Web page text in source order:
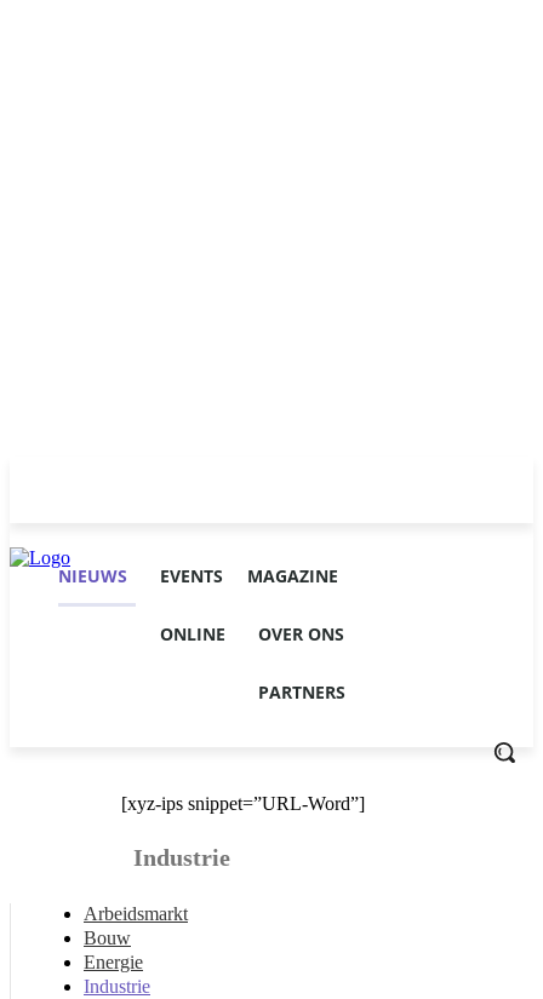
NIEUWS EVENTS MAGAZINE
ONLINE OVER ONS
PARTNERS
[xyz-ips snippet=”URL-Word”]
Industrie
Arbeidsmarkt
Bouw
Energie
Industrie